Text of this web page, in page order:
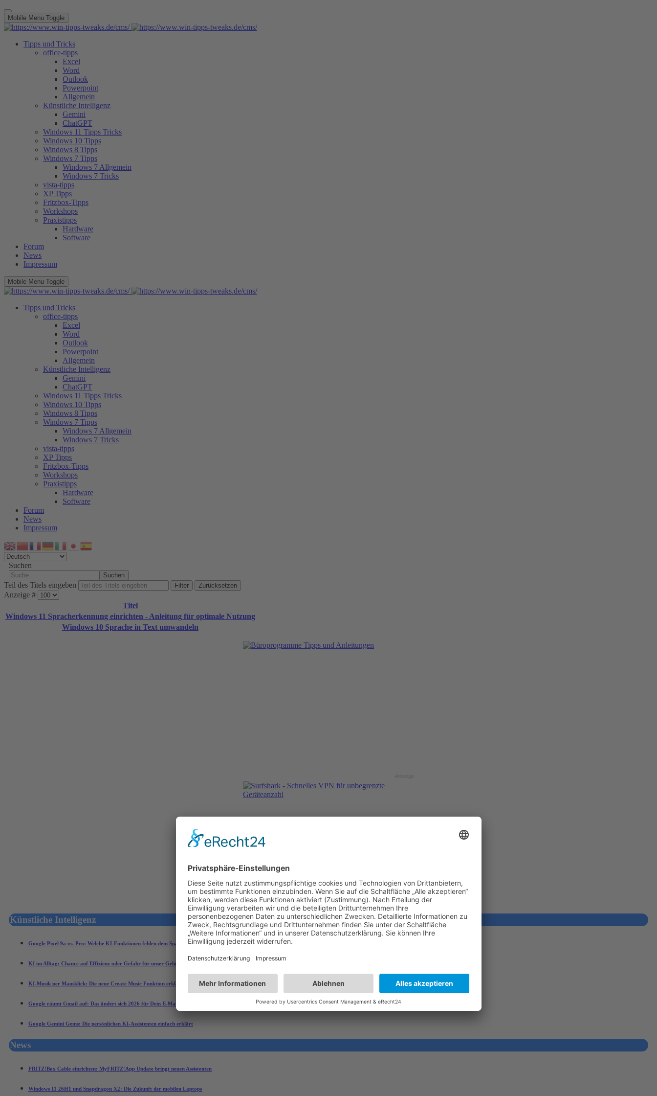
Mobile Menu Toggle
Tipps und Tricks
office-tipps
Excel
Word
Outlook
Powerpoint
Allgemein
Künstliche Intelligenz
Gemini
ChatGPT
Windows 11 Tipps Tricks
Windows 10 Tipps
Windows 8 Tipps
Windows 7 Tipps
Windows 7 Allgemein
Windows 7 Tricks
vista-tipps
XP Tipps
Fritzbox-Tipps
Workshops
Praxistipps
Hardware
Software
Forum
News
Impressum
Mobile Menu Toggle
Tipps und Tricks
office-tipps
Excel
Word
Outlook
Powerpoint
Allgemein
Künstliche Intelligenz
Gemini
ChatGPT
Windows 11 Tipps Tricks
Windows 10 Tipps
Windows 8 Tipps
Windows 7 Tipps
Windows 7 Allgemein
Windows 7 Tricks
vista-tipps
XP Tipps
Fritzbox-Tipps
Workshops
Praxistipps
Hardware
Software
Forum
News
Impressum
Suchen
Suchen
Teil des Titels eingeben Filter Zurücksetzen
Anzeige #
Titel
Windows 11 Spracherkennung einrichten - Anleitung für optimale Nutzung
Windows 10 Sprache in Text umwandeln
Künstliche Intelligenz
Google Pixel 9a vs. Pro: Welche KI-Funktionen fehlen dem Spar-Modell?
KI im Alltag: Chance auf Effizienz oder Gefahr für unser Gehirn?
KI-Musik per Mausklick: Die neue Create Music Funktion erklärt
Google räumt Gmail auf: Das ändert sich 2026 für Dein E-Mail-Konto
Google Gemini Gems: Die persönlichen KI-Assistenten einfach erklärt
News
FRITZ!Box Cable einrichten: MyFRITZ!App Update bringt neuen Assistenten
Windows 11 26H1 und Snapdragon X2: Die Zukunft der mobilen Laptops